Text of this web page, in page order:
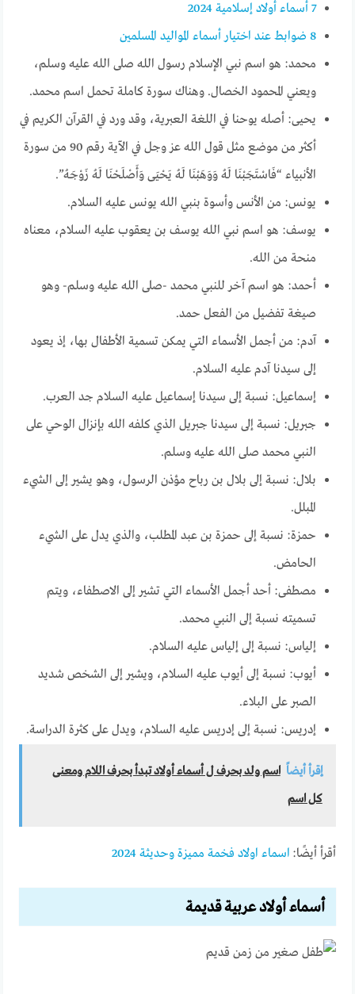
7 أسماء أولاد إسلامية 2024
8 ضوابط عند اختيار أسماء المواليد المسلمين
محمد: هو اسم نبي الإسلام رسول الله صلى الله عليه وسلم،
ويعني المحمود الخصال. وهناك سورة كاملة تحمل اسم محمد.
يحيى: أصله يوحنا في اللغة العبرية، وقد ورد في القرآن الكريم في
أكثر من موضع مثل قول الله عز وجل في الآية رقم 90 من سورة
الأنبياء “فَاسْتَجَبْنَا لَهُ وَوَهَبْنَا لَهُ يَحْيَى وَأَصْلَحْنَا لَهُ زَوْجَهُ”.
يونس: من الأنس وأسوة بنبي الله يونس عليه السلام.
يوسف: هو اسم نبي الله يوسف بن يعقوب عليه السلام، معناه
منحة من الله.
أحمد: هو اسم آخر للنبي محمد -صلى الله عليه وسلم- وهو
صيغة تفضيل من الفعل حمد.
آدم: من أجمل الأسماء التي يمكن تسمية الأطفال بها، إذ يعود
إلى سيدنا آدم عليه السلام.
إسماعيل: نسبة إلى سيدنا إسماعيل عليه السلام جد العرب.
جبريل: نسبة إلى سيدنا جبريل الذي كلفه الله بإنزال الوحي على
النبي محمد صلى الله عليه وسلم.
بلال: نسبة إلى بلال بن رباح مؤذن الرسول، وهو يشير إلى الشيء
المبلل.
حمزة: نسبة إلى حمزة بن عبد المطلب، والذي يدل على الشيء
الحامض.
مصطفى: أحد أجمل الأسماء التي تشير إلى الاصطفاء، ويتم
تسميته نسبة إلى النبي محمد.
إلياس: نسبة إلى إلياس عليه السلام.
أيوب: نسبة إلى أيوب عليه السلام، ويشير إلى الشخص شديد
الصبر على البلاء.
إدريس: نسبة إلى إدريس عليه السلام، ويدل على كثرة الدراسة.
إقرأ أيضاً اسم ولد بحرف ل أسماء أولاد تبدأ بحرف اللام ومعنى
كل اسم
أقرأ أيضًا: اسماء اولاد فخمة مميزة وحديثة 2024
أسماء أولاد عربية قديمة